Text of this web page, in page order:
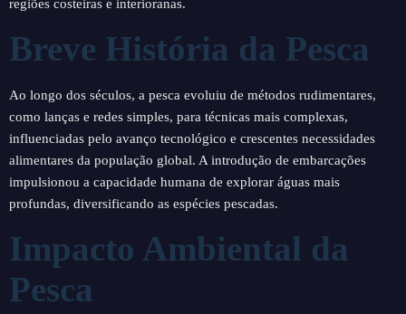
regiões costeiras e interioranas.
Breve História da Pesca
Ao longo dos séculos, a pesca evoluiu de métodos rudimentares,
como lanças e redes simples, para técnicas mais complexas,
influenciadas pelo avanço tecnológico e crescentes necessidades
alimentares da população global. A introdução de embarcações
impulsionou a capacidade humana de explorar águas mais
profundas, diversificando as espécies pescadas.
Impacto Ambiental da
Pesca